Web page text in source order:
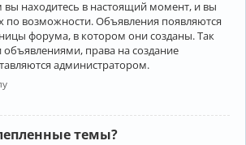
находитесь в настоящий момент, и вы
по возможности. Объявления появляются
форума, в котором они созданы. Так
права на создание
администратором.
темы?